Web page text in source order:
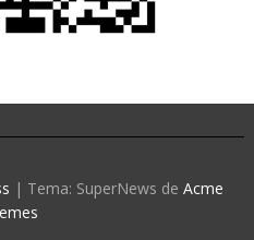
| Tema: SuperNews de Acme